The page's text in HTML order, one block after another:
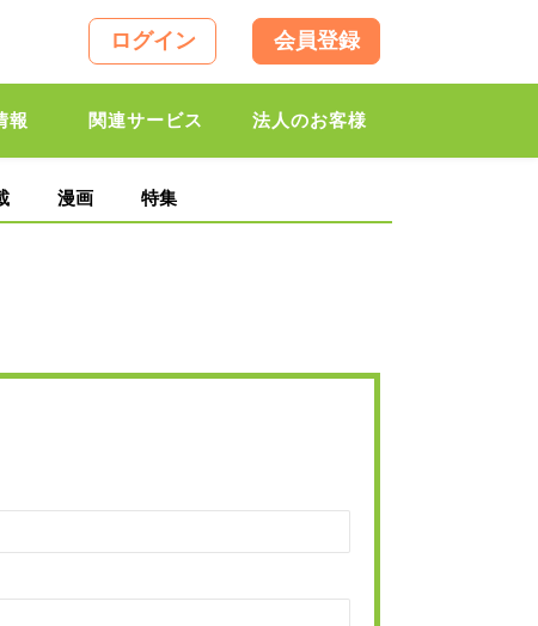
ログイン 会員登録
報 関連サービス 法人のお客様
漫画 特集